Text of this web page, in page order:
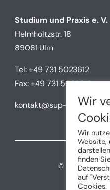
Studium und Praxis e. V.
Helmholtzstr. 18
89081 Ulm
Tel: +49 731 5023612
Fax: +49 731 5023612
kontakt@sup-ulm.de
© 2026 •
Wir
Wir
Website,
finden
auf
Cookies.